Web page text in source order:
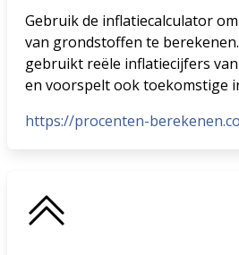
Gebruik de inflatiecalculator
van grondstoffen te
gebruikt reële inflatiecijfers
en voorspelt ook toekomstige
https://procenten-